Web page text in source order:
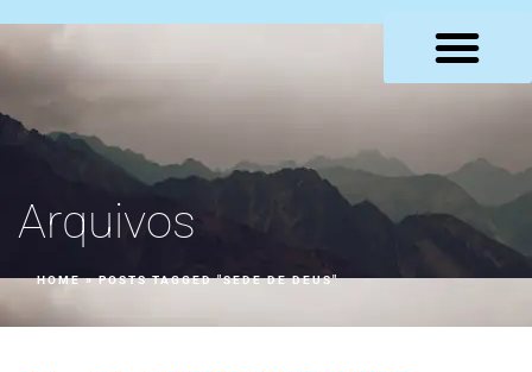
Arquivos
HOME»POSTS TAGGED "SEDE DE DEUS"